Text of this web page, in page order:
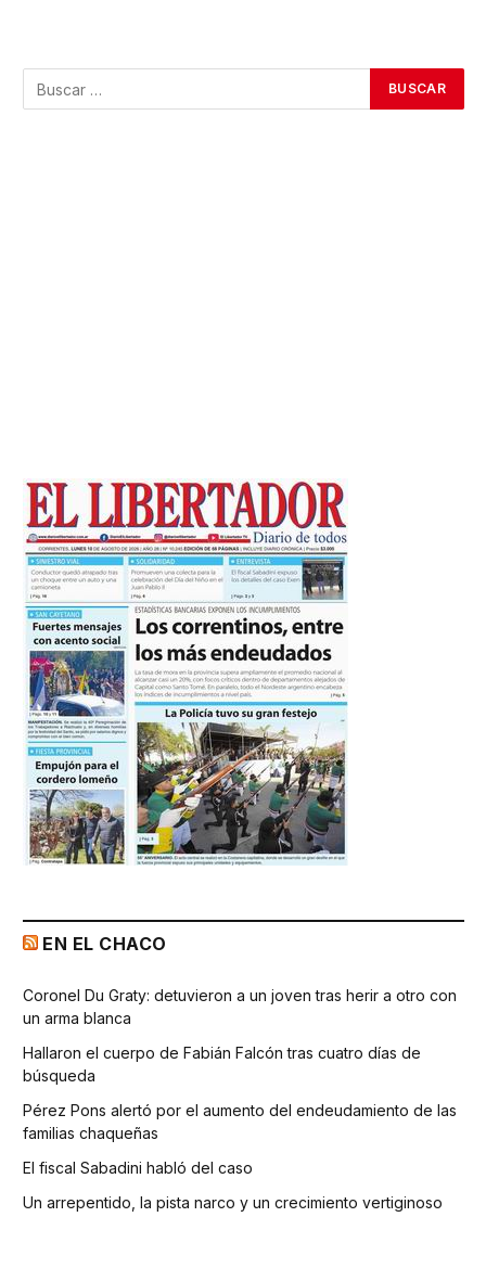
EN EL CHACO
Coronel Du Graty: detuvieron a un joven tras herir a otro con
un arma blanca
Hallaron el cuerpo de Fabián Falcón tras cuatro días de
búsqueda
Pérez Pons alertó por el aumento del endeudamiento de las
familias chaqueñas
El fiscal Sabadini habló del caso
Un arrepentido, la pista narco y un crecimiento vertiginoso